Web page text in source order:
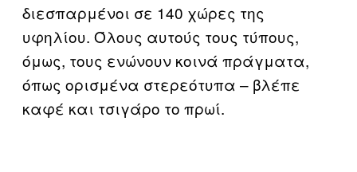
διεσπαρμένοι σε 140 χώρες της
υφηλίου. Όλους αυτούς τους τύπους,
όμως, τους ενώνουν κοινά πράγματα,
όπως ορισμένα στερεότυπα – βλέπε
καφέ και τσιγάρο το πρωί.